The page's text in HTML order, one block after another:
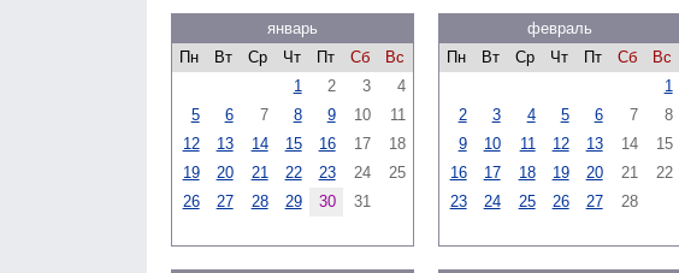
январь
Пн
Вт Ср Чт Пт Сб
Вс
1
2 3
4
5
6 7 8 9 10
11
12
13 14 15 16 17
18
19
20 21 22 23 24
25
26
27 28 29 30 31
февраль
Пн
Вт Ср Чт Пт Сб
Вс
1
2
3 4 5 6 7
8
9
10 11 12 13 14
15
16
17 18 19 20 21
22
23
24 25 26 27 28